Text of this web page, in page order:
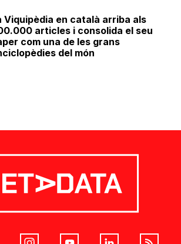
Viquipèdia en català arriba als
articles i consolida el seu
com una de les grans
del món